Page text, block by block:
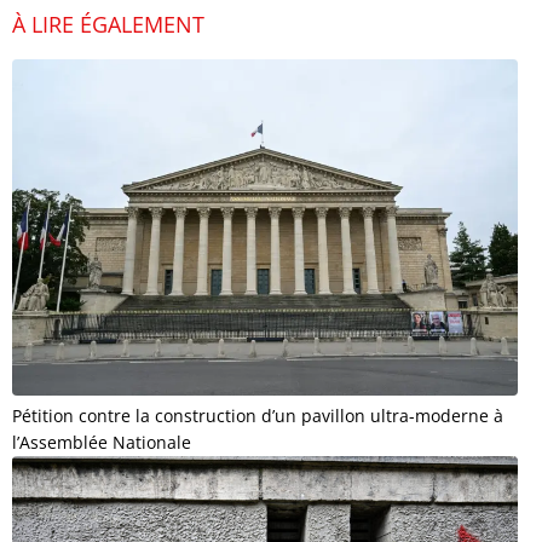
À LIRE ÉGALEMENT
Pétition contre la construction d’un pavillon ultra-moderne à
l’Assemblée Nationale